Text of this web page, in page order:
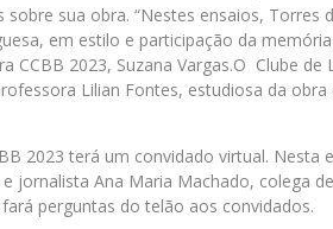
sua obra. “Nestes ensaios, Torres
em estilo e participação da
CCBB 2023, Suzana Vargas.O Clube
Lilian Fontes, estudiosa da
2023 terá um convidado virtual. Nesta
jornalista Ana Maria Machado, colega
perguntas do telão aos convidados.